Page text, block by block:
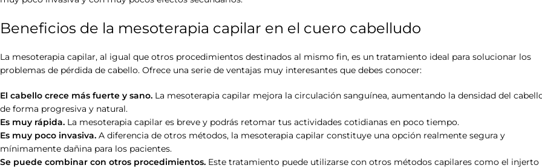
Beneficios de la mesoterapia capilar en el cuero cabelludo
La mesoterapia capilar, al igual que otros procedimientos destinados al mismo fin, es un tratamiento ideal para solucionar los
problemas de pérdida de cabello. Ofrece una serie de ventajas muy interesantes que debes conocer:
El cabello crece más fuerte y sano. La mesoterapia capilar mejora la circulación sanguínea, aumentando la densidad del
de forma progresiva y natural.
Es muy rápida. La mesoterapia capilar es breve y podrás retomar tus actividades cotidianas en poco tiempo.
Es muy poco invasiva. A diferencia de otros métodos, la mesoterapia capilar constituye una opción realmente segura y
mínimamente dañina para los pacientes.
Se puede combinar con otros procedimientos. Este tratamiento puede utilizarse con otros métodos capilares como el injerto